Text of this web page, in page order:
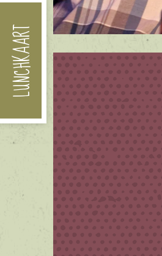
LUNCHKAART